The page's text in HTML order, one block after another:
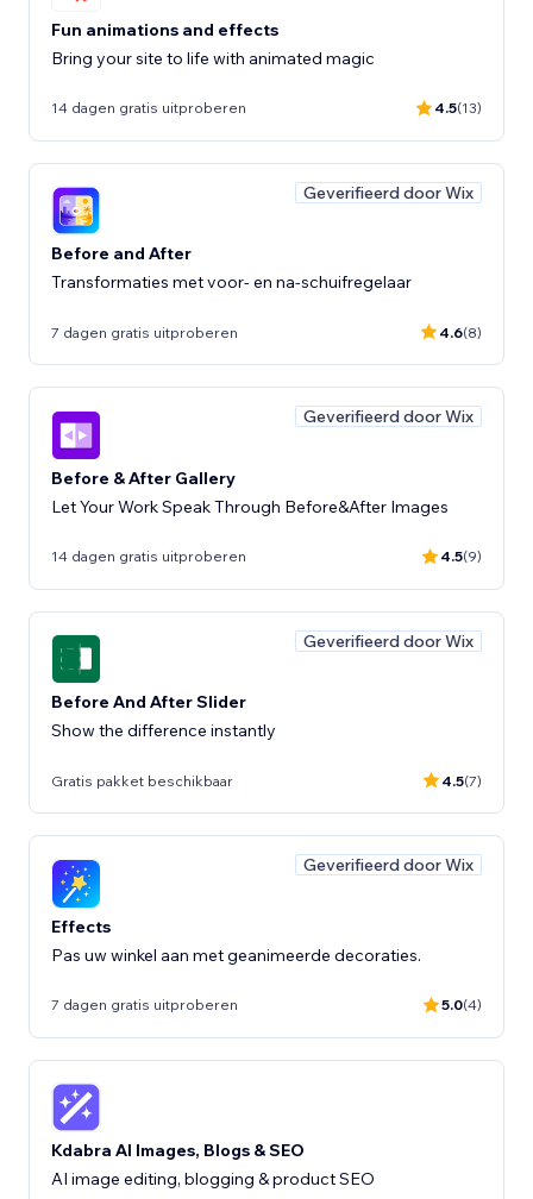
Fun animations and effects
Bring your site to life with animated magic
14 dagen gratis uitproberen 4.5(13)
Geverifieerd door Wix
Before and After
Transformaties met voor- en na-schuifregelaar
7 dagen gratis uitproberen 4.6(8)
Geverifieerd door Wix
Before & After Gallery
Let Your Work Speak Through Before&After Images
14 dagen gratis uitproberen 4.5(9)
Geverifieerd door Wix
Before And After Slider
Show the difference instantly
Gratis pakket beschikbaar 4.5(7)
Geverifieerd door Wix
Effects
Pas uw winkel aan met geanimeerde decoraties.
7 dagen gratis uitproberen 5.0(4)
Kdabra AI Images, Blogs & SEO
AI image editing, blogging & product SEO